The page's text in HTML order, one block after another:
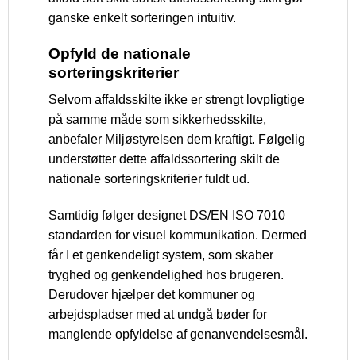
ganske enkelt sorteringen intuitiv.
Opfyld de nationale
sorteringskriterier
Selvom affaldsskilte ikke er strengt lovpligtige
på samme måde som sikkerhedsskilte,
anbefaler Miljøstyrelsen dem kraftigt. Følgelig
understøtter dette affaldssortering skilt de
nationale sorteringskriterier fuldt ud.
Samtidig følger designet DS/EN ISO 7010
standarden for visuel kommunikation. Dermed
får I et genkendeligt system, som skaber
tryghed og genkendelighed hos brugeren.
Derudover hjælper det kommuner og
arbejdspladser med at undgå bøder for
manglende opfyldelse af genanvendelsesmål.